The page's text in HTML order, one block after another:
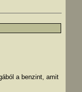
a benzint, amit